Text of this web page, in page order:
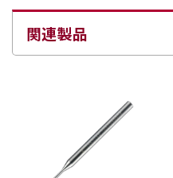
関連製品